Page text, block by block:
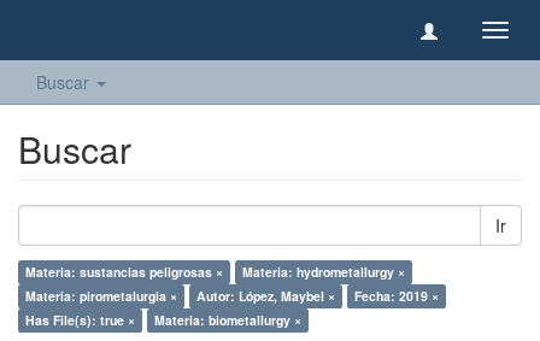
Buscar
Buscar
Ir
Materia: sustancias peligrosas ×
Materia: hydrometallurgy ×
Materia: pirometalurgia ×
Autor: López, Maybel ×
Fecha: 2019 ×
Has File(s): true ×
Materia: biometallurgy ×